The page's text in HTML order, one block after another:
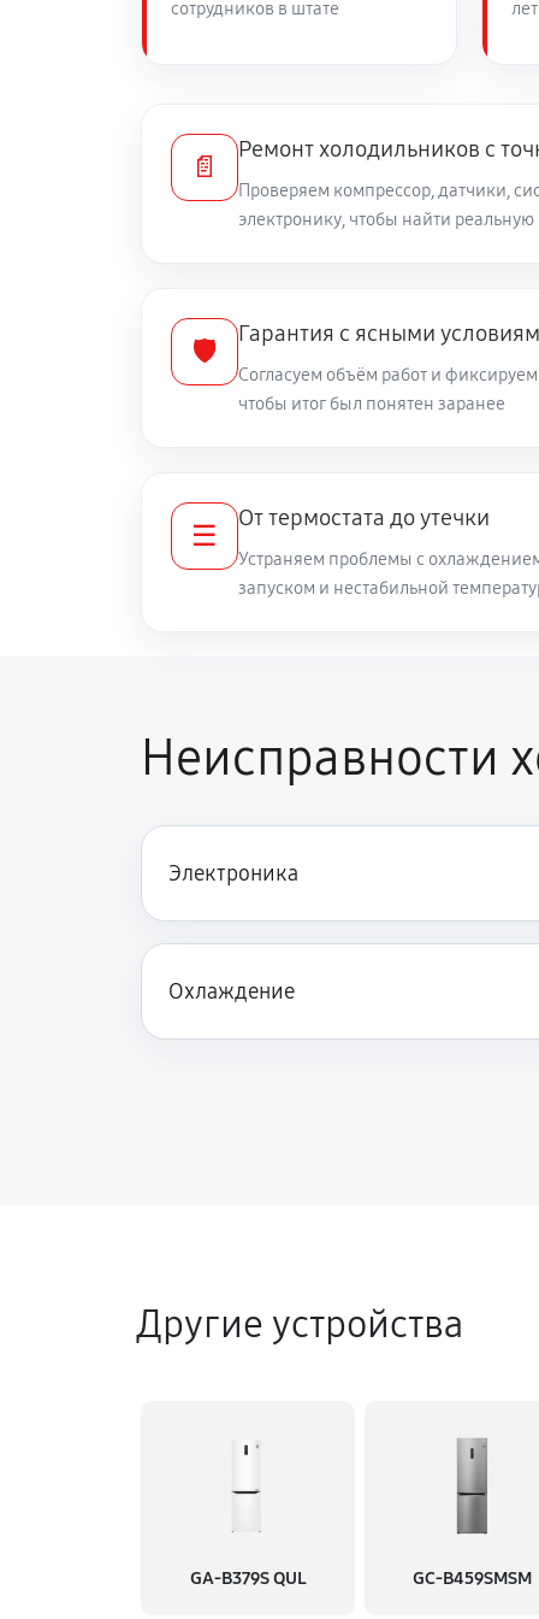
сотрудников в штате
📄
Ремонт холодильников с
Проверяем компрессор, датчики,
электронику, чтобы найти
🛡️
Гарантия с ясными
Согласуем объём работ и
чтобы итог был понятен заранее
☰
От термостата до утечки
Устраняем проблемы с
запуском и нестабильной
Неисправности
Электроника
Охлаждение
Другие устройства
GA-B379S QUL GC-B459SMSM